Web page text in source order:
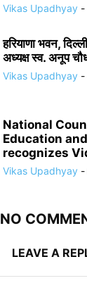
Vikas Upadhyay -
हरियाणा भवन,
अध्यक्ष स्व. अनूप
Vikas Upadhyay -
National
Education
recognizes
Vikas Upadhyay -
NO
LEAVE A